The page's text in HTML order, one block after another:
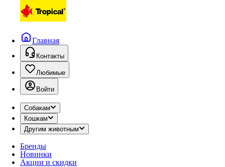
Главная
Контакты
Любимые
Войти
Собакам
Кошкам
Другим животным
Бренды
Новинки
Акции и скидки